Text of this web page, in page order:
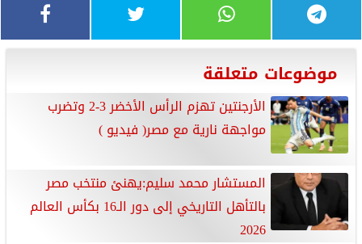
موضوعات متعلقة
الأرجنتين تهزم الرأس الأخضر 3-2 وتضرب
مواجهة نارية مع مصر( فيديو )
المستشار محمد سليم:يهنئ منتخب مصر
بالتأهل التاريخي إلى دور الـ16 بكأس العالم
2026